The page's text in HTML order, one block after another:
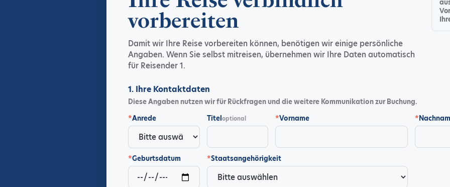
vorbereiten
Damit wir Ihre Reise vorbereiten können, benötigen wir einige persönliche
Angaben. Wenn Sie selbst mitreisen, übernehmen wir Ihre Daten automatisch
für Reisender 1.
1. Ihre Kontaktdaten
Diese Angaben nutzen wir für Rückfragen und die weitere Kommunikation zur Buchung.
*Anrede Titeloptional *Vorname *
*Geburtsdatum *Staatsangehörigkeit